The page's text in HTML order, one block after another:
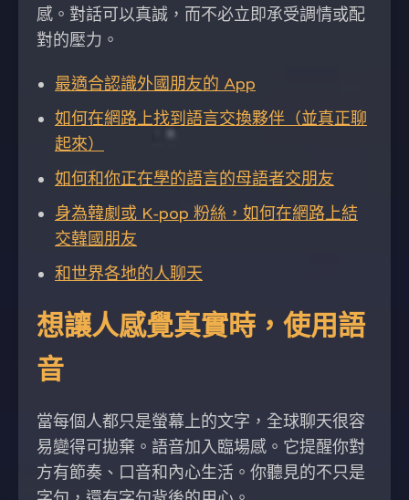
感。對話可以真誠，而不必立即承受調情或配
對的壓力。
最適合認識外國朋友的 App
如何在網路上找到語言交換夥伴（並真正聊
起來）
如何和你正在學的語言的母語者交朋友
身為韓劇或 K-pop 粉絲，如何在網路上結
交韓國朋友
和世界各地的人聊天
想讓人感覺真實時，使用語
音
當每個人都只是螢幕上的文字，全球聊天很容
易變得可拋棄。語音加入臨場感。它提醒你對
方有節奏、口音和內心生活。你聽見的不只是